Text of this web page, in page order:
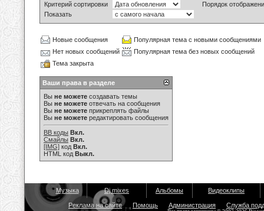
Критерий сортировки
Порядок
Показать
Новые сообщения
Популярная тема с новыми сообщениями
Нет новых сообщений
Популярная тема без новых сообщений
Тема закрыта
Ваши права в разделе
Вы не можете создавать темы
Вы не можете отвечать на сообщения
Вы не можете прикреплять файлы
Вы не можете редактировать сообщения
BB коды Вкл.
Смайлы Вкл.
[IMG] код Вкл.
HTML код Выкл.
Музыка Dj mixes Альбомы Видеоклипы
Реклама на сайте Помощь Администрация Служба